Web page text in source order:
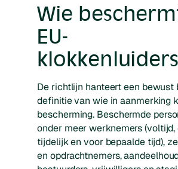
Wie
EU-
De richtlijn hanteert een bewust
definitie van wie in aanmerking
bescherming. Beschermde
onder meer werknemers (voltijd,
tijdelijk en voor bepaalde tijd),
en opdrachtnemers,